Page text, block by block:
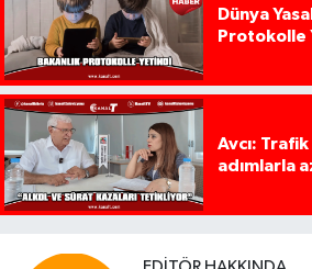
Dünya
Protokolle
Avcı:
adımlarla